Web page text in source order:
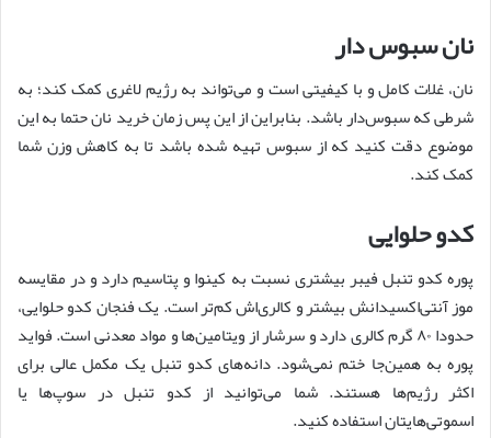
نان سبوس دار
نان، غلات کامل و با کیفیتی است و می‌تواند به رژیم لاغری کمک کند؛ به
شرطی که سبوس‌دار باشد. بنابراین از این پس زمان خرید نان حتما به این
موضوع دقت کنید که از سبوس تهیه شده باشد تا به کاهش وزن شما
کمک کند.
کدو حلوایی
پوره کدو تنبل فیبر بیشتری نسبت به کینوا و پتاسیم دارد و در مقایسه
موز آنتی‌اکسیدانش بیشتر و کالری‌اش کم‌تر است. یک فنجان کدو حلوایی،
حدودا ۸۰ گرم کالری دارد و سرشار از ویتامین‌ها و مواد معدنی است. فواید
پوره به همین‌جا ختم نمی‌شود. دانه‌های کدو تنبل یک مکمل عالی برای
اکثر رژیم‌ها هستند. شما می‌توانید از کدو تنبل در سوپ‌ها یا
اسموتی‌هایتان استفاده کنید.